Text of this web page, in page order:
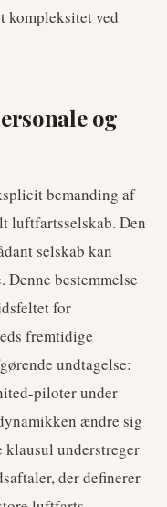
kompleksitet ved
og
bemanding af
luftfartsselskab. Den
selskab kan
Denne bestemmelse
for
fremtidige
undtagelse:
piloter under
ændre sig
klausul understreger
der definerer